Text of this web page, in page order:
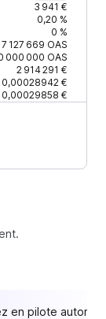
3 941 €
0,20 %
0 %
127 669 OAS
000 000 OAS
2 914 291 €
0,00028942 €
0,00029858 €
en pilote